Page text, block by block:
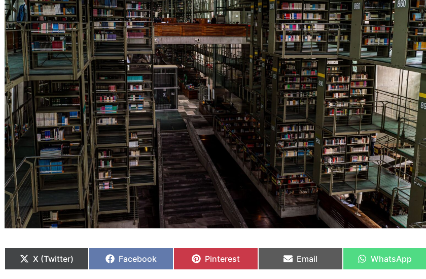
en
X (Twitter)
en
Facebook
en
Pinterest
en
Email
en
WhatsApp
en
en
en
en
en